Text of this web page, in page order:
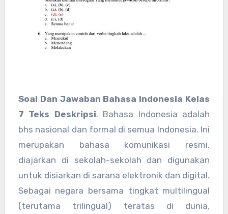
Soal Dan Jawaban Bahasa Indonesia Kelas
7 Teks Deskripsi. Bahasa Indonesia adalah
bhs nasional dan formal di semua Indonesia. Ini
merupakan bahasa komunikasi resmi,
diajarkan di sekolah-sekolah dan digunakan
untuk disiarkan di sarana elektronik dan digital.
Sebagai negara bersama tingkat multilingual
(terutama trilingual) teratas di dunia,